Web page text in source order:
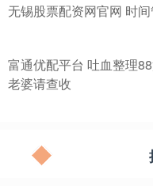
无锡股票配资网官网 时
富通优配平台 吐血整理
老婆请查收